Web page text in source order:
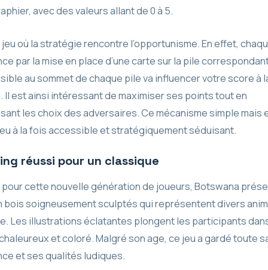
avec des valeurs allant de 0 à 5.
jeu où la stratégie rencontre l’opportunisme. En effet,
par la mise en place d’une carte sur la pile
au sommet de chaque pile va influencer votre score à
Il est ainsi intéressant de maximiser ses points tout en
les choix des adversaires. Ce mécanisme simple mais
à la fois accessible et stratégiquement séduisant.
réussi pour un classique
cette nouvelle génération de joueurs, Botswana
bois soigneusement sculptés qui représentent divers
Les illustrations éclatantes plongent les participants
et coloré. Malgré son age, ce jeu a gardé toute
et ses qualités ludiques.